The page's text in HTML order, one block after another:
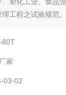
工程之试验规范。
80T
家
03-02